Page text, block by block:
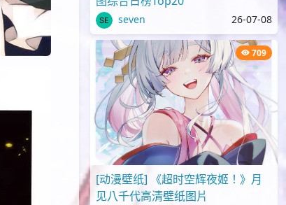
seven 26-07-08
709
[动漫壁纸] 《超时空辉夜姬！》月
见八千代高清壁纸图片